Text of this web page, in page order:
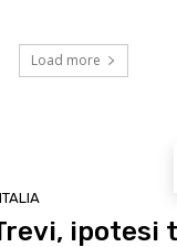
Load more